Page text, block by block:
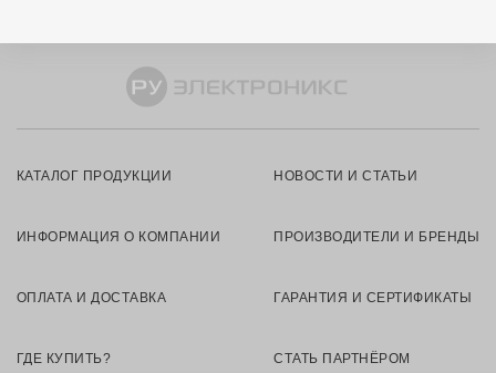
КАТАЛОГ ПРОДУКЦИИ НОВОСТИ И СТАТЬИ
ИНФОРМАЦИЯ О КОМПАНИИ ПРОИЗВОДИТЕЛИ И БРЕНДЫ
ОПЛАТА И ДОСТАВКА ГАРАНТИЯ И СЕРТИФИКАТЫ
ГДЕ КУПИТЬ? СТАТЬ ПАРТНЁРОМ